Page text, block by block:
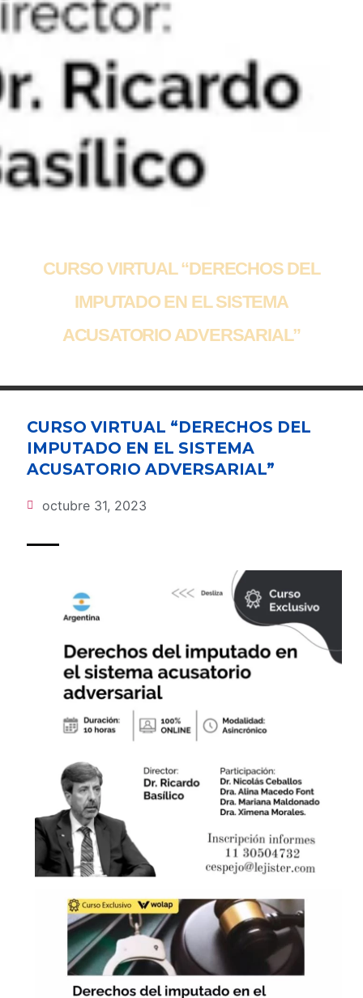
CURSO VIRTUAL “DERECHOS DEL
IMPUTADO EN EL SISTEMA
ACUSATORIO ADVERSARIAL”
CURSO VIRTUAL “DERECHOS DEL
IMPUTADO EN EL SISTEMA
ACUSATORIO ADVERSARIAL”
octubre 31, 2023